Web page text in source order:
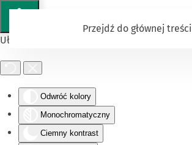
Ułatwienia dostępu
Odwróć kolory
Monochromatyczny
Ciemny kontrast
Przejdź do głównej treści